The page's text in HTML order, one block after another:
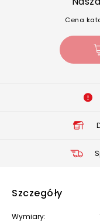
Cena
Szczegóły
Wymiary: